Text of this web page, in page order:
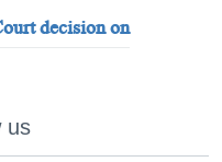
decision on
us